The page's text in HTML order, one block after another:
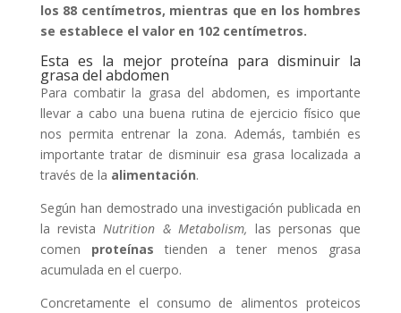
los 88 centímetros, mientras que en los hombres
se establece el valor en 102 centímetros.
Esta es la mejor proteína para disminuir la
grasa del abdomen
Para combatir la grasa del abdomen, es importante
llevar a cabo una buena rutina de ejercicio físico que
nos permita entrenar la zona. Además, también es
importante tratar de disminuir esa grasa localizada a
través de la alimentación.
Según han demostrado una investigación publicada en
la revistaNutrition & Metabolism, las personas que
comen proteínastienden a tener menos grasa
acumulada en el cuerpo.
Concretamente el consumo de alimentos proteicos